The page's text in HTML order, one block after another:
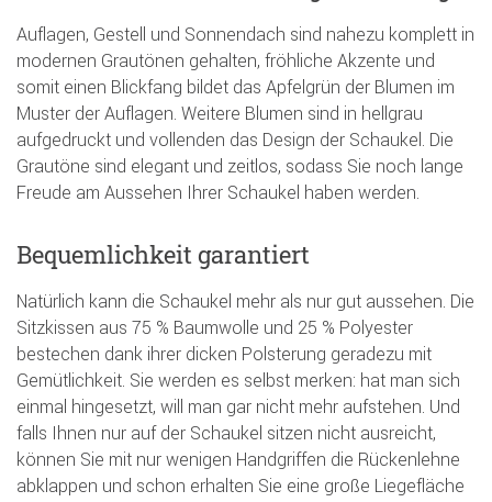
Auflagen, Gestell und Sonnendach sind nahezu komplett in
modernen Grautönen gehalten, fröhliche Akzente und
somit einen Blickfang bildet das Apfelgrün der Blumen im
Muster der Auflagen. Weitere Blumen sind in hellgrau
aufgedruckt und vollenden das Design der Schaukel. Die
Grautöne sind elegant und zeitlos, sodass Sie noch lange
Freude am Aussehen Ihrer Schaukel haben werden.
Bequemlichkeit garantiert
Natürlich kann die Schaukel mehr als nur gut aussehen. Die
Sitzkissen aus 75 % Baumwolle und 25 % Polyester
bestechen dank ihrer dicken Polsterung geradezu mit
Gemütlichkeit. Sie werden es selbst merken: hat man sich
einmal hingesetzt, will man gar nicht mehr aufstehen. Und
falls Ihnen nur auf der Schaukel sitzen nicht ausreicht,
können Sie mit nur wenigen Handgriffen die Rückenlehne
abklappen und schon erhalten Sie eine große Liegefläche